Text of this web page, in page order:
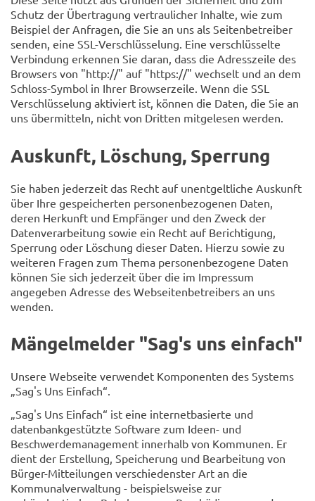
Schutz der Übertragung vertraulicher Inhalte, wie zum
Beispiel der Anfragen, die Sie an uns als Seitenbetreiber
senden, eine SSL-Verschlüsselung. Eine verschlüsselte
Verbindung erkennen Sie daran, dass die Adresszeile des
Browsers von "http://" auf "https://" wechselt und an dem
Schloss-Symbol in Ihrer Browserzeile. Wenn die SSL
Verschlüsselung aktiviert ist, können die Daten, die Sie an
uns übermitteln, nicht von Dritten mitgelesen werden.
Auskunft, Löschung, Sperrung
Sie haben jederzeit das Recht auf unentgeltliche Auskunft
über Ihre gespeicherten personenbezogenen Daten,
deren Herkunft und Empfänger und den Zweck der
Datenverarbeitung sowie ein Recht auf Berichtigung,
Sperrung oder Löschung dieser Daten. Hierzu sowie zu
weiteren Fragen zum Thema personenbezogene Daten
können Sie sich jederzeit über die im Impressum
angegeben Adresse des Webseitenbetreibers an uns
wenden.
Mängelmelder "Sag's uns einfach"
Unsere Webseite verwendet Komponenten des Systems
„Sag's Uns Einfach“.
„Sag's Uns Einfach“ ist eine internetbasierte und
datenbankgestützte Software zum Ideen- und
Beschwerdemanagement innerhalb von Kommunen. Er
dient der Erstellung, Speicherung und Bearbeitung von
Bürger-Mitteilungen verschiedenster Art an die
Kommunalverwaltung - beispielsweise zur